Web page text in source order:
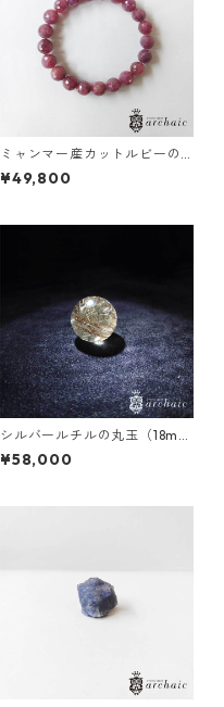
ミャンマー産カットルビーの
ブレスレット(8.5mm)
¥49,800
シルバールチルの丸玉（18m
m）
¥58,000